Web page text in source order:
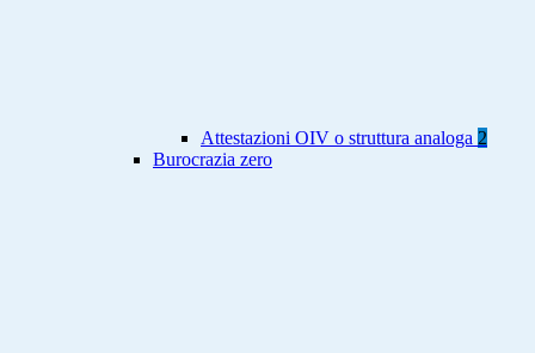
Attestazioni OIV o struttura analoga 2
Burocrazia zero